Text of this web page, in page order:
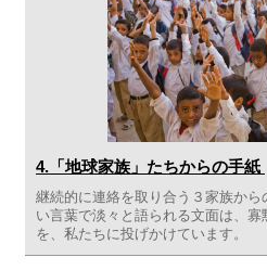
4.「地球家族」たちからの手紙
継続的に連絡を取り合う３家族か
い言葉で淡々と語られる文面は、
を、私たちに投げかけています。